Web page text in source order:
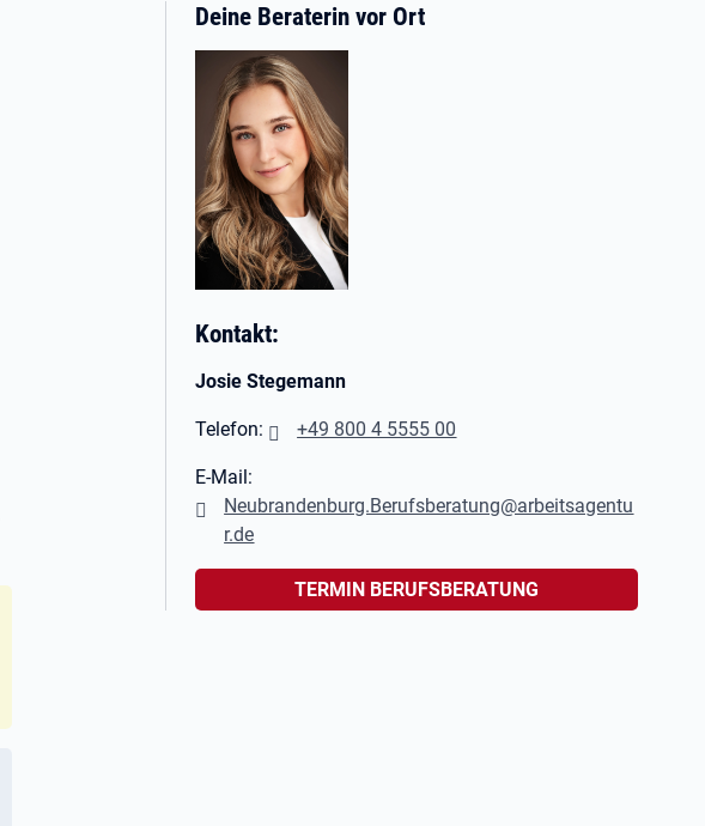
Deine Beraterin vor Ort
Kontakt:
Josie Stegemann
Telefon: +49 800 4 5555 00
E-Mail:
Neubrandenburg.Berufsberatung@arbeitsagentu
r.de
TERMIN BERUFSBERATUNG